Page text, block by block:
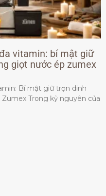
vitamin: bí mật giữ
giọt nước ép zumex
Bí mật giữ trọn dinh
Trong kỷ nguyên của